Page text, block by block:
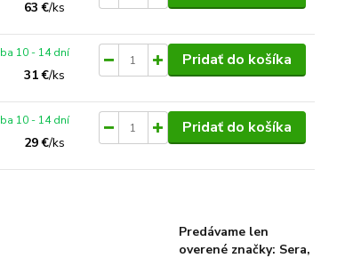
63 €/ks
31 €/ks
10 - 14 dní Pridať do košíka
29 €/ks
10 - 14 dní Pridať do košíka
Predávame len
overené značky: Sera,